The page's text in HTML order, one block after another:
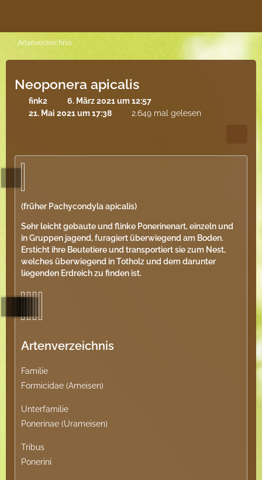
Artenverzeichnis
Neoponera apicalis
fink2
6. März 2021 um 12:57
21. Mai 2021 um 17:38
2.649 mal gelesen
(früher Pachycondyla apicalis)
Sehr leicht gebaute und flinke Ponerinenart, einzeln und
in Gruppen jagend, furagiert überwiegend am Boden.
Ersticht ihre Beutetiere und transportiert sie zum Nest,
welches überwiegend in Totholz und dem darunter
liegenden Erdreich zu finden ist.
Artenverzeichnis
Familie
Formicidae (Ameisen)
Unterfamilie
Ponerinae (Urameisen)
Tribus
Ponerini